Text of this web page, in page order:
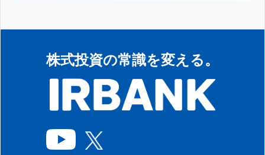
株式投資の常識を変える。